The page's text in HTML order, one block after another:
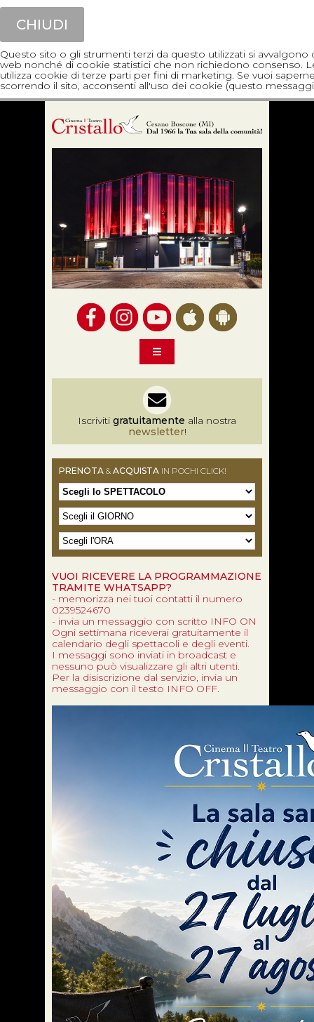
CHIUDI
Questo sito o gli strumenti terzi da questo utilizzati si
web nonché di cookie statistici che non richiedono consenso.
utilizza cookie di terze parti per fini di marketing. Se vuoi
scorrendo il sito, acconsenti all'uso dei cookie (questo
Iscriviti gratuitamente alla nostra
newsletter!
PRENOTA & ACQUISTA IN POCHI CLICK!
VUOI RICEVERE LA PROGRAMMAZIONE
TRAMITE WHATSAPP?
- memorizza nei tuoi contatti il numero
0239524670
- invia un messaggio con scritto INFO ON
Ogni settimana riceverai gratuitamente il
calendario degli spettacoli e degli eventi.
I messaggi sono inviati in broadcast e
nessuno può visualizzare gli altri utenti.
Per la disiscrizione dal servizio, invia un
messaggio con il testo INFO OFF.